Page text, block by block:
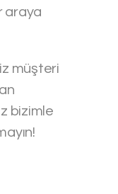
araya
müşteri
bizimle